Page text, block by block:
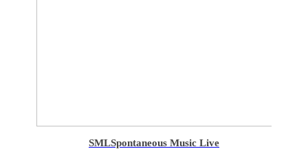
SMLSpontaneous Music Live